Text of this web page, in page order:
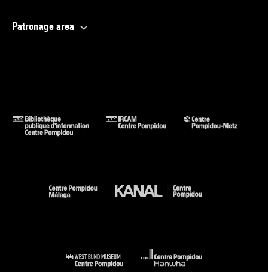
Patronage area